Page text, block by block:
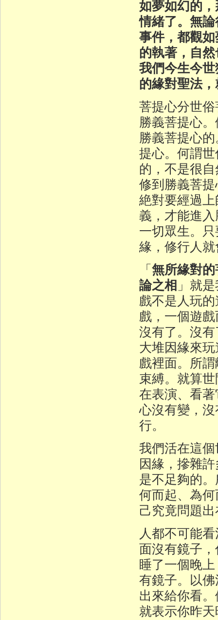
如夢如幻的
情緒了。無
事件，都觀
的執著，自
我們今生今
的緣對聖法
菩提心分世
勝義菩提心
勝義菩提心
提心。何謂
的，不是很
修到勝義菩
絶對要經過
義，才能進
一切眾生。
緣，修行人
「無所緣對
論之相 」就
戲不是人玩
戲，一個遊
沒有了。沒
大堆因緣來
戲裡面。所
束縛。就算
在表演、看
心沒有變，
行。
我們活在這
因緣，摻雜
是不足夠的
何而起、為
己究竟問題
人都不可能
面沒有鏡子
睡了一個晚
有鏡子。以
出來給你看
就表示你昨